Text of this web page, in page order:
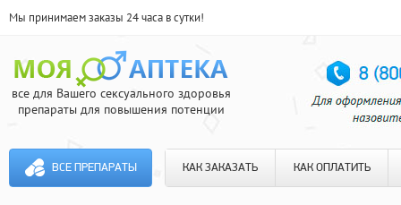
Мы принимаем заказы 24 часа в сутки!
все для Вашего сексуального здоровья
препараты для повышения потенции
ВСЕ ПРЕПАРАТЫ КАК ЗАКАЗАТЬ КАК ОПЛАТИТЬ